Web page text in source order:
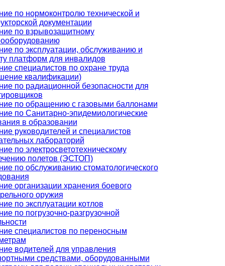
по нормоконтролю технической и
документации
по взрывозащитному
по эксплуатации, обслуживанию и
платформ для инвалидов
специалистов по охране труда
квалификации)
по радиационной безопасности для
по обращению с газовыми баллонами
по Санитарно-эпидемиологические
в образовании
руководителей и специалистов
лабораторий
по электросветотехническому
полетов (ЭСТОП)
по обслуживанию стоматологического
организации хранения боевого
оружия
по эксплуатации котлов
по погрузочно-разгрузочной
специалистов по переносным
водителей для управления
средствами, оборудованными